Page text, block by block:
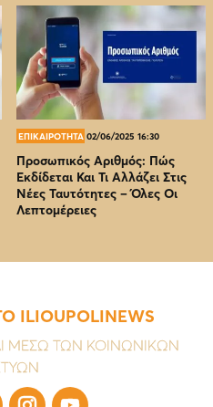
ΕΠΙΚΑΙΡΟΤΗΤΑ 02/06/2025 16:30
Προσωπικός Αριθμός: Πώς
Εκδίδεται Και Τι Αλλάζει Στις
Νέες Ταυτότητες – Όλες Οι
Λεπτομέρειες
ILIOUPOLINEWS
ΜΕΣΩ ΤΩΝ ΚΟΙΝΩΝΙΚΩΝ